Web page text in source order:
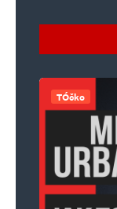
TÓčko